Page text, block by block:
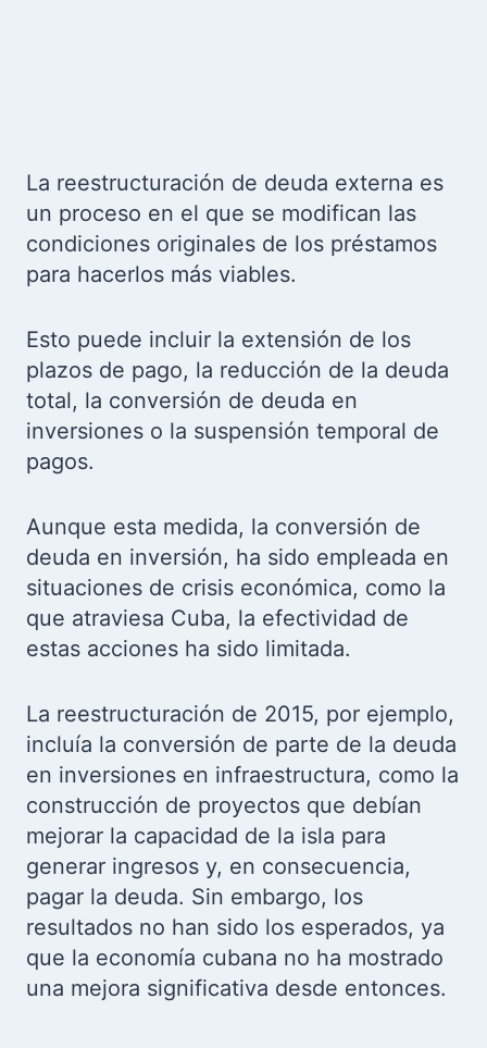
La reestructuración de deuda externa es
un proceso en el que se modifican las
condiciones originales de los préstamos
para hacerlos más viables.
Esto puede incluir la extensión de los
plazos de pago, la reducción de la deuda
total, la conversión de deuda en
inversiones o la suspensión temporal de
pagos.
Aunque esta medida, la conversión de
deuda en inversión, ha sido empleada en
situaciones de crisis económica, como la
que atraviesa Cuba, la efectividad de
estas acciones ha sido limitada.
La reestructuración de 2015, por ejemplo,
incluía la conversión de parte de la deuda
en inversiones en infraestructura, como la
construcción de proyectos que debían
mejorar la capacidad de la isla para
generar ingresos y, en consecuencia,
pagar la deuda. Sin embargo, los
resultados no han sido los esperados, ya
que la economía cubana no ha mostrado
una mejora significativa desde entonces.